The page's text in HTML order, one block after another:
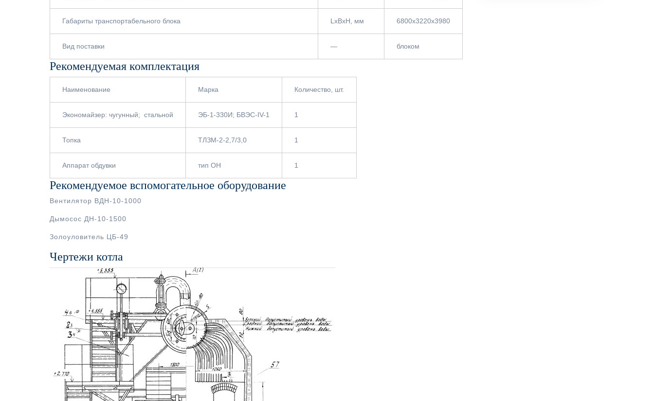
Габариты транспортабельного блока LxBxH, мм 6800х3220х3980
Вид поставки — блоком
Рекомендуемая комплектация
Наименование Марка Количество, шт.
Экономайзер: чугунный; стальной ЭБ-1-330И; БВЭС-IV-1 1
Топка ТЛЗМ-2-2,7/3,0 1
Аппарат обдувки тип ОН 1
Рекомендуемое вспомогательное оборудование
Вентилятор ВДН-10-1000
Дымосос ДН-10-1500
Золоуловитель ЦБ-49
Чертежи котла